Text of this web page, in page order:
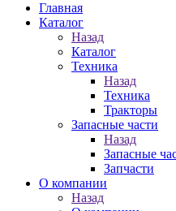
Главная
Каталог
Назад
Каталог
Техника
Назад
Техника
Тракторы
Запасные части
Назад
Запасные
Запчасти
О компании
Назад